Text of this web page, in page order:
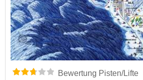
Bewertung Pisten/Lifte